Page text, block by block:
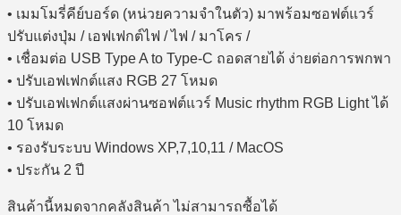
• เมมโมรี่คีย์บอร์ด (หน่วยความจำในตัว) มาพร้อมซอฟต์แวร์
ปรับแต่งปุ่ม / เอฟเฟกต์ไฟ / ไฟ / มาโคร /
• เชื่อมต่อ USB Type A to Type-C ถอดสายได้ ง่ายต่อการพกพา
• ปรับเอฟเฟกต์แสง RGB 27 โหมด
• ปรับเอฟเฟกต์แสงผ่านซอฟต์แวร์ Music rhythm RGB Light ได้
10 โหมด
• รองรับระบบ Windows XP,7,10,11 / MacOS
• ประกัน 2 ปี
สินค้านี้หมดจากคลังสินค้า ไม่สามารถซื้อได้